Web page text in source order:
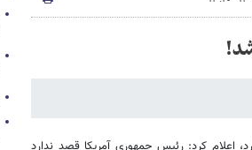
اعلام کرد: رئیس جمهوری آمریکا قصد ندارد